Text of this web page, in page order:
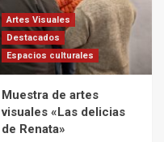
Artes Visuales
Destacados
Espacios culturales
Muestra de artes
visuales «Las delicias
de Renata»